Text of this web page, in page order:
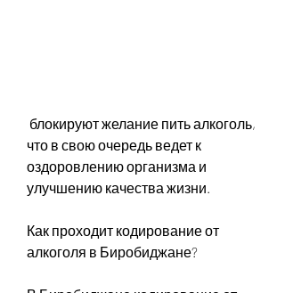
что в свою очередь ведет к
оздоровлению организма и
улучшению качества жизни.
Как проходит кодирование от
алкоголя в Биробиджане?